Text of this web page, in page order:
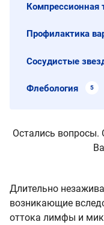
Длительно
возникающие
оттока лимфы и
Компрессионная
Профилактика
Сосудистые
Флебология 5
Остались вопросы.